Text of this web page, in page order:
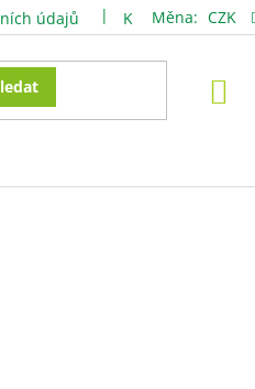
údajů Kontakty
Měna: CZK